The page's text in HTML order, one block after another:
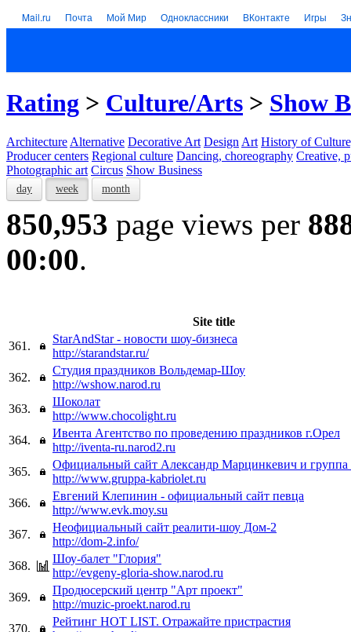
Mail.ru Почта Мой Мир Одноклассники ВКонтакте Игры
Rating > Culture/Arts > Show
Architecture Alternative Decorative Art Design Art History of
Producer centers Regional culture Dancing, choreography Creative,
Photographic art Circus Show Business
day week month
850,953 page views per
00:00.
Site title
361.
StarAndStar - новости шоу-бизнеса
http://starandstar.ru/
362.
Студия праздников Вольдемар-Шоу
http://wshow.narod.ru
363.
Шоколат
http://www.chocolight.ru
364.
Ивента Агентство по проведению праздников г.Орел
http://iventa-ru.narod2.ru
365.
Официальный сайт Александр Марцинкевич и
http://www.gruppa-kabriolet.ru
366.
Евгений Клепинин - официальный сайт певца
http://www.evk.moy.su
367.
Неофициальный сайт реалити-шоу Дом-2
http://dom-2.info/
368.
Шоу-балет "Глория"
http://evgeny-gloria-show.narod.ru
369.
Продюсерский центр "Арт проект"
http://muzic-proekt.narod.ru
370.
Рейтинг HOT LIST. Отражайте пристрастия